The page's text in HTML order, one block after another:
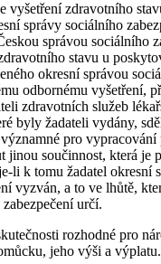
vyšetření zdravotního
správy sociálního
správou sociálního
stavu u
okresní správou
odbornému vyšetření,
zdravotních služeb
byly žadateli vydány,
pro vypracování
jinou součinnost, která je
li k tomu žadatel okresní
vyzván, a to ve lhůtě,
určí.
rozhodné pro
jeho výši a výplatu.